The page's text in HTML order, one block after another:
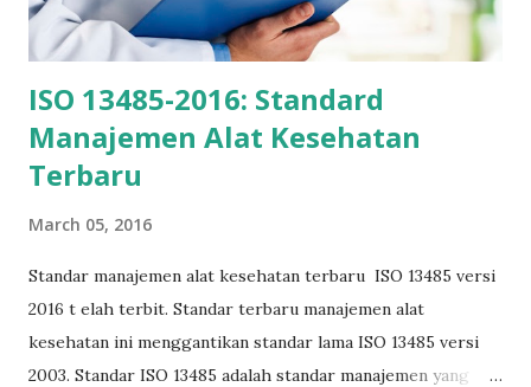
ISO 13485-2016: Standard
Manajemen Alat Kesehatan
Terbaru
March 05, 2016
Standar manajemen alat kesehatan terbaru ISO 13485 versi
2016 t elah terbit. Standar terbaru manajemen alat
kesehatan ini menggantikan standar lama ISO 13485 versi
2003. Standar ISO 13485 adalah standar manajemen yang